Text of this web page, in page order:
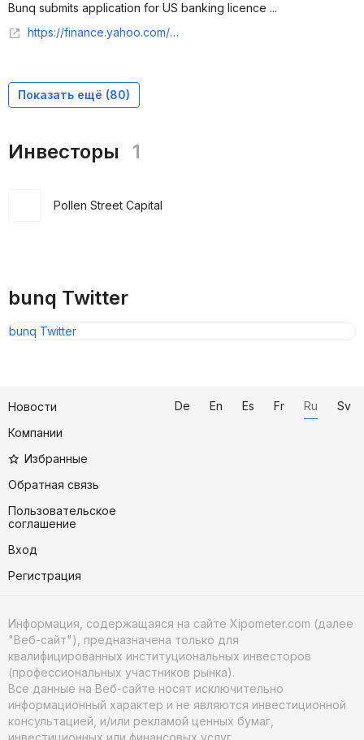
Bunq submits application for US banking licence ...
https://finance.yahoo.com/news/bunq-submits-application-us-banking-115352189.html
Показать ещё (80)
Инвесторы 1
Pollen Street Capital
bunq Twitter
bunq Twitter
Новости
Компании
Избранные
Обратная связь
Пользовательское
соглашение
Вход
Регистрация
De En Es Fr Ru Sv
Информация, содержащаяся на сайте Xipometer.com (далее
"Веб-сайт"), предназначена только для
квалифицированных институциональных инвесторов
(профессиональных участников рынка).
Все данные на Веб-сайте носят исключительно
информационный характер и не являются инвестиционной
консультацией, и/или рекламой ценных бумаг,
инвестиционных или финансовых услуг.